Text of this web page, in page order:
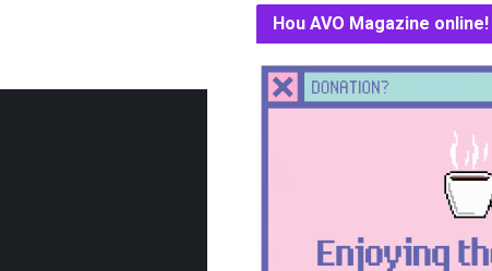
Hou AVO Magazine online!